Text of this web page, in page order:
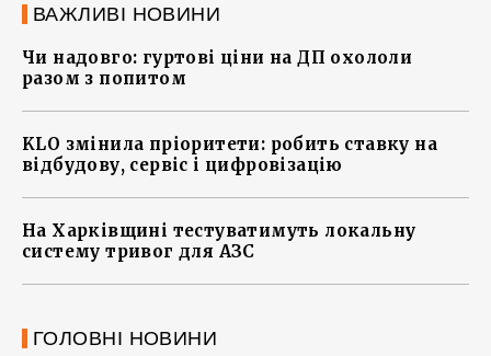
ВАЖЛИВІ НОВИНИ
Чи надовго: гуртові ціни на ДП охололи
разом з попитом
KLO змінила пріоритети: робить ставку на
відбудову, сервіс і цифровізацію
На Харківщині тестуватимуть локальну
систему тривог для АЗС
ГОЛОВНІ НОВИНИ